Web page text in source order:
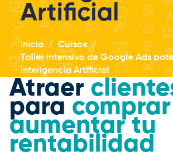
Artificial
Inicio
Cursos
Taller intensivo de Google Ads
Inteligencia Artificial
Atraer
para comprar
aumentar tu
rentabilidad